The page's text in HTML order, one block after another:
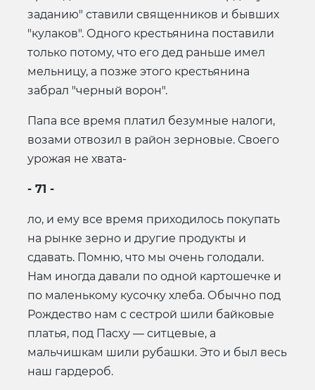
заданию" ставили священников и бывших
"кулаков". Одного крестьянина поставили
только потому, что его дед раньше имел
мельницу, а позже этого крестьянина
забрал "черный ворон".
Папа все время платил безумные налоги,
возами отвозил в район зерновые. Своего
урожая не хвата-
- 71 -
ло, и ему все время приходилось покупать
на рынке зерно и другие продукты и
сдавать. Помню, что мы очень голодали.
Нам иногда давали по одной картошечке и
по маленькому кусочку хлеба. Обычно под
Рождество нам с сестрой шили байковые
платья, под Пасху — ситцевые, а
мальчишкам шили рубашки. Это и был весь
наш гардероб.